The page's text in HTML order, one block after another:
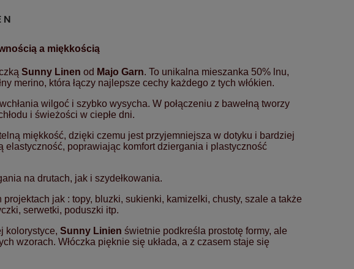
a miękkością
Sunny Linen od Majo Garn. To unikalna mieszanka 50% lnu,
merino, która łączy najlepsze cechy każdego z tych włókien.
wilgoć i szybko wysycha. W połączeniu z bawełną tworzy
i świeżości w ciepłe dni.
miękkość, dzięki czemu jest przyjemniejsza w dotyku i bardziej
elastyczność, poprawiając komfort dziergania i plastyczność
na drutach, jak i szydełkowania.
jak : topy, bluzki, sukienki, kamizelki, chusty, szale a także
serwetki, poduszki itp.
kolorystyce, Sunny Linien świetnie podkreśla prostotę formy, ale
wzorach. Włóczka pięknie się układa, a z czasem staje się